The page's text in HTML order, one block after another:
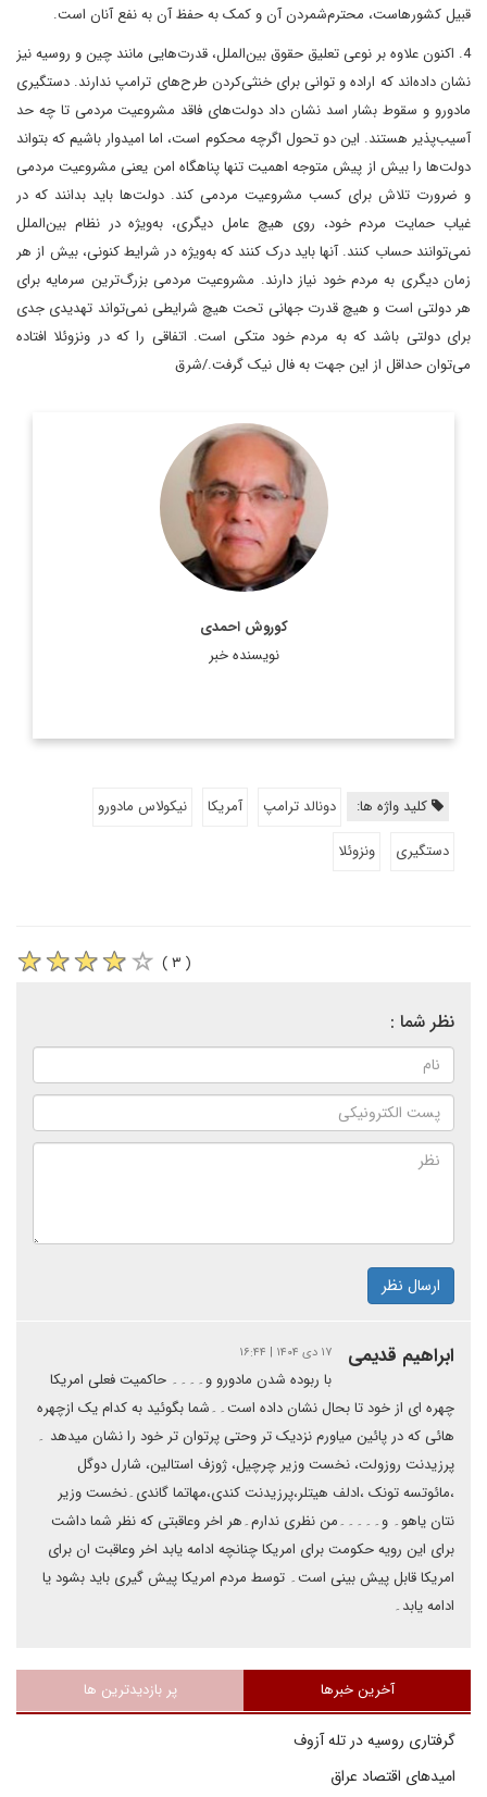
قبیل کشورها‌ست، محترم‌شمردن آن و کمک به حفظ آن به نفع آنان است.
4. اکنون علاوه بر نوعی تعلیق حقوق بین‌الملل، قدرت‌هایی مانند چین و روسیه نیز
نشان داده‌اند که اراده و توانی برای خنثی‌کردن طرح‌های ترامپ ندارند. دستگیری
مادورو و سقوط بشار اسد نشان داد ‌دولت‌های فاقد مشروعیت مردمی تا چه حد
آسیب‌پذیر هستند. این دو تحول اگرچه محکوم است، اما امیدوار باشیم که بتواند
دولت‌ها را بیش از پیش متوجه اهمیت تنها پناهگاه امن یعنی مشروعیت مردمی
و ضرورت تلاش برای کسب مشروعیت مردمی کند. دولت‌ها باید بدانند که در
غیاب حمایت مردم خود، روی هیچ عامل دیگری، به‌ویژه در نظام بین‌الملل
نمی‌توانند حساب کنند. آنها باید درک کنند که به‌ویژه در شرایط کنونی، بیش از هر
زمان دیگری به مردم خود نیاز دارند. مشروعیت مردمی بزرگ‌ترین سرمایه برای
هر دولتی است و هیچ قدرت جهانی تحت هیچ شرایطی نمی‌تواند تهدیدی جدی
برای دولتی باشد که به مردم خود متکی است. اتفاقی را که در ونزوئلا افتاده‌
می‌توان حداقل از این جهت به فال نیک گرفت./شرق
کوروش احمدی
نویسنده خبر
اطلاعات بیشتر
کلید واژه ها: دونالد ترامپ آمریکا
نیکولاس مادورو
دستگیری
ونزوئلا
( ۳ )
نظر شما :
ارسال نظر
ابراهیم قدیمی ۱۷ دی ۱۴۰۴ | ۱۶:۴۴
با ربوده شدن مادورو و۔۔۔۔ حاکمیت فعلی امریکا
چهره ای از خود تا بحال نشان داده است۔۔شما بگوئید به کدام یک ازچهره
هائی که در پائین میاورم نزدیک تر وحتی پرتوان تر خود را نشان میدهد ۔
پرزیدنت روزولت، نخست وزیر چرچیل، ژوزف استالین، شارل دوگل
،مائوتسه تونک ،ادلف هیتلر،پرزیدنت کندی،مهاتما گاندی۔نخست وزیر
نتان یاهو۔ و۔۔۔۔۔من نظری ندارم۔هر اخر وعاقبتی که نظر شما داشت
برای این رویه حکومت برای امریکا چنانچه ادامه یابد اخر وعاقبت ان برای
امریکا قابل پیش بینی است۔ توسط مردم امریکا پیش گیری باید بشود یا
ادامه یابد۔
آخرین خبرها پر بازدیدترین ها
گرفتاری روسیه در تله آزوف
امیدهای اقتصاد عراق